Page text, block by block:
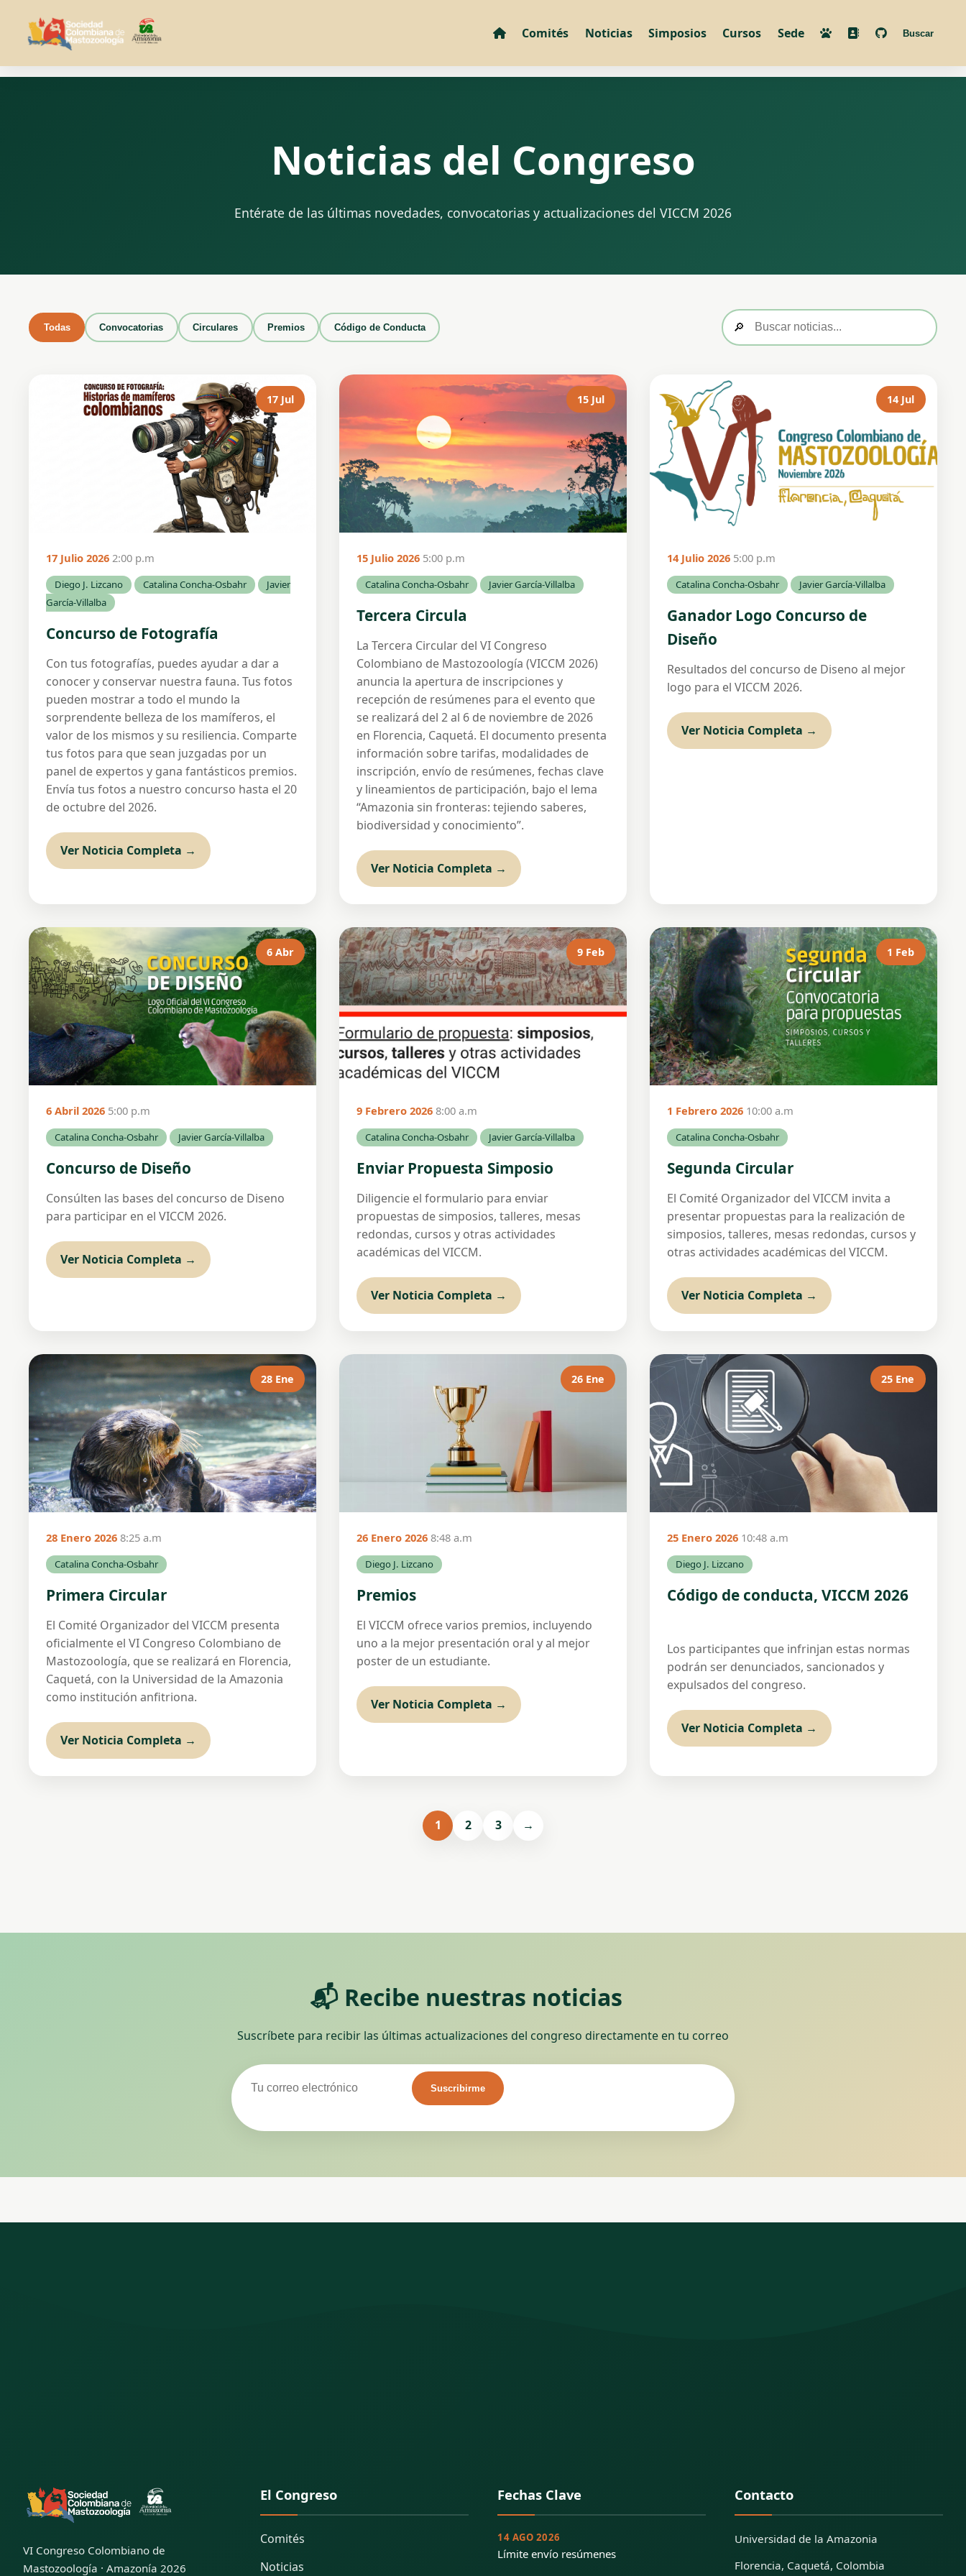
Comités Noticias Simposios Cursos Sede Buscar
Noticias del Congreso
Entérate de las últimas novedades, convocatorias y actualizaciones del VICCM 2026
Todas Convocatorias Circulares Premios Código de Conducta 🔎
17 Jul
17 Julio 2026 2:00 p.m
Diego J. Lizcano Catalina Concha-Osbahr
Javier
García-Villalba
Concurso de Fotografía
Con tus fotografías, puedes ayudar a dar a
conocer y conservar nuestra fauna. Tus fotos
pueden mostrar a todo el mundo la
sorprendente belleza de los mamíferos, el
valor de los mismos y su resiliencia. Comparte
tus fotos para que sean juzgadas por un
panel de expertos y gana fantásticos premios.
Envía tus fotos a nuestro concurso hasta el 20
de octubre del 2026.
Ver Noticia Completa →
15 Jul
15 Julio 2026 5:00 p.m
Catalina Concha-Osbahr Javier García-Villalba
Tercera Circula
La Tercera Circular del VI Congreso
Colombiano de Mastozoología (VICCM 2026)
anuncia la apertura de inscripciones y
recepción de resúmenes para el evento que
se realizará del 2 al 6 de noviembre de 2026
en Florencia, Caquetá. El documento presenta
información sobre tarifas, modalidades de
inscripción, envío de resúmenes, fechas clave
y lineamientos de participación, bajo el lema
“Amazonia sin fronteras: tejiendo saberes,
biodiversidad y conocimiento”.
Ver Noticia Completa →
14 Jul
14 Julio 2026 5:00 p.m
Catalina Concha-Osbahr Javier García-Villalba
Ganador Logo Concurso de
Diseño
Resultados del concurso de Diseno al mejor
logo para el VICCM 2026.
Ver Noticia Completa →
6 Abr
6 Abril 2026 5:00 p.m
Catalina Concha-Osbahr Javier García-Villalba
Concurso de Diseño
Consúlten las bases del concurso de Diseno
para participar en el VICCM 2026.
Ver Noticia Completa →
9 Feb
9 Febrero 2026 8:00 a.m
Catalina Concha-Osbahr Javier García-Villalba
Enviar Propuesta Simposio
Diligencie el formulario para enviar
propuestas de simposios, talleres, mesas
redondas, cursos y otras actividades
académicas del VICCM.
Ver Noticia Completa →
1 Feb
1 Febrero 2026 10:00 a.m
Catalina Concha-Osbahr
Segunda Circular
El Comité Organizador del VICCM invita a
presentar propuestas para la realización de
simposios, talleres, mesas redondas, cursos y
otras actividades académicas del VICCM.
Ver Noticia Completa →
28 Ene
28 Enero 2026 8:25 a.m
Catalina Concha-Osbahr
Primera Circular
El Comité Organizador del VICCM presenta
oficialmente el VI Congreso Colombiano de
Mastozoología, que se realizará en Florencia,
Caquetá, con la Universidad de la Amazonia
como institución anfitriona.
Ver Noticia Completa →
26 Ene
26 Enero 2026 8:48 a.m
Diego J. Lizcano
Premios
El VICCM ofrece varios premios, incluyendo
uno a la mejor presentación oral y al mejor
poster de un estudiante.
Ver Noticia Completa →
25 Ene
25 Enero 2026 10:48 a.m
Diego J. Lizcano
Código de conducta, VICCM 2026
Los participantes que infrinjan estas normas
podrán ser denunciados, sancionados y
expulsados del congreso.
Ver Noticia Completa →
1 2 3 →
📬 Recibe nuestras noticias
Suscríbete para recibir las últimas actualizaciones del congreso directamente en tu correo
Suscribirme
VI Congreso Colombiano de
Mastozoología · Amazonía 2026
El Congreso
Comités
Noticias
Fechas Clave
14 AGO 2026
Límite envío resúmenes
Contacto
Universidad de la Amazonia
Florencia, Caquetá, Colombia